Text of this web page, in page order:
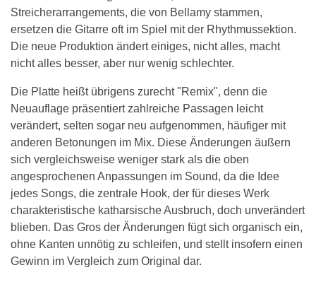
Streicherarrangements, die von Bellamy stammen,
ersetzen die Gitarre oft im Spiel mit der Rhythmussektion.
Die neue Produktion ändert einiges, nicht alles, macht
nicht alles besser, aber nur wenig schlechter.
Die Platte heißt übrigens zurecht "Remix", denn die
Neuauflage präsentiert zahlreiche Passagen leicht
verändert, selten sogar neu aufgenommen, häufiger mit
anderen Betonungen im Mix. Diese Änderungen äußern
sich vergleichsweise weniger stark als die oben
angesprochenen Anpassungen im Sound, da die Idee
jedes Songs, die zentrale Hook, der für dieses Werk
charakteristische katharsische Ausbruch, doch unverändert
blieben. Das Gros der Änderungen fügt sich organisch ein,
ohne Kanten unnötig zu schleifen, und stellt insofern einen
Gewinn im Vergleich zum Original dar.